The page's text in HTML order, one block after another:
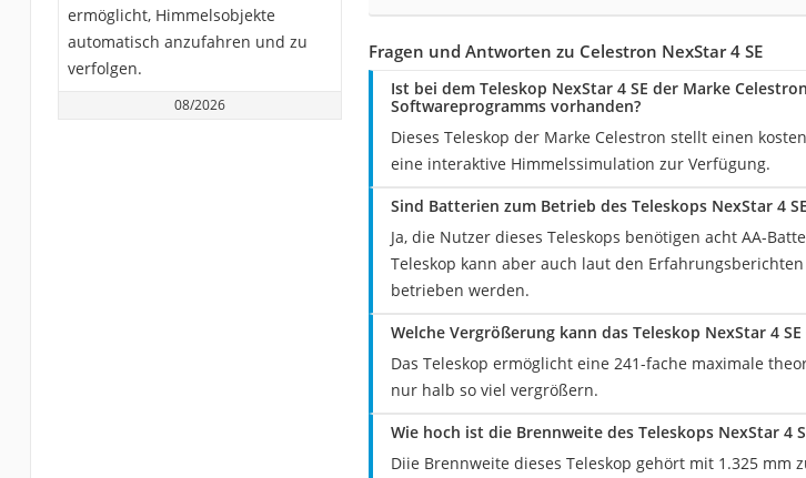
ermöglicht, Himmelsobjekte
automatisch anzufahren und zu
verfolgen.
08/2026
Fragen und Antworten zu Celestron NexStar 4 SE
Ist bei dem Teleskop NexStar 4 SE der Marke
Softwareprogramms vorhanden?
Dieses Teleskop der Marke Celestron stellt einen
eine interaktive Himmelssimulation zur Verfügung.
Sind Batterien zum Betrieb des Teleskops NexStar 4
Ja, die Nutzer dieses Teleskops benötigen acht AA-
Teleskop kann aber auch laut den
betrieben werden.
Welche Vergrößerung kann das Teleskop NexStar 4
Das Teleskop ermöglicht eine 241-fache maximale
nur halb so viel vergrößern.
Wie hoch ist die Brennweite des Teleskops NexStar 4
Diie Brennweite dieses Teleskop gehört mit 1.325